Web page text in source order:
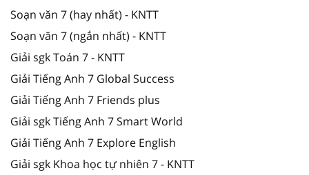
Soạn văn 7 (hay nhất) - KNTT
Soạn văn 7 (ngắn nhất) - KNTT
Giải sgk Toán 7 - KNTT
Giải Tiếng Anh 7 Global Success
Giải Tiếng Anh 7 Friends plus
Giải sgk Tiếng Anh 7 Smart World
Giải Tiếng Anh 7 Explore English
Giải sgk Khoa học tự nhiên 7 - KNTT